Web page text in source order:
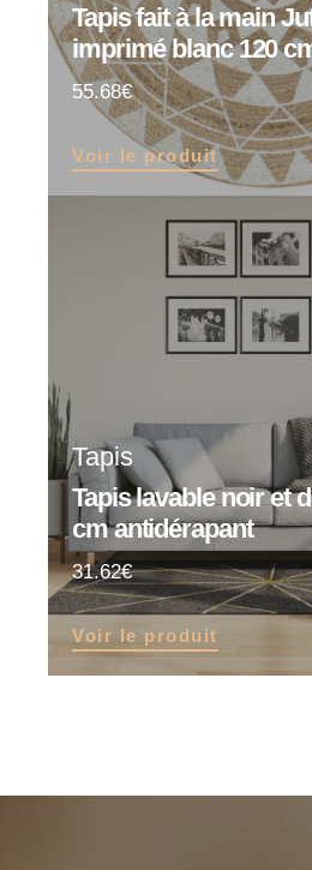
Tapis fait à la main
imprimé blanc 120
55.68
Voir le produit
Tapis
Tapis lavable noir et
cm antidérapant
31.62
Voir le produit